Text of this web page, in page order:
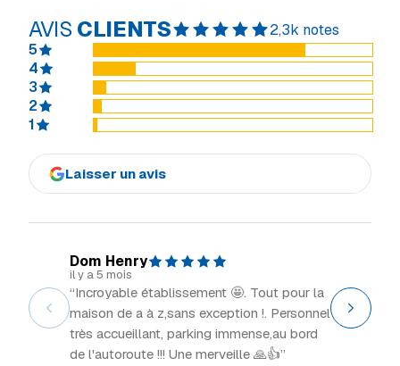
AVIS CLIENTS
2,3k notes
5
4
3
2
1
Laisser un avis
Dom Henry
il y a 5 mois
“Incroyable établissement 🤩. Tout pour la
maison de a à z,sans exception !. Personnel
très accueillant, parking immense,au bord
de l'autoroute !!! Une merveille 🙏👍”
“Grand